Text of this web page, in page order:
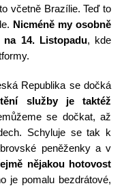
včetně Brazílie. Teď to
Nicméně my osobně
14. Listopadu, kde
Republika se dočká
služby je taktéž
se dočkat, až
Schyluje se tak k
peněženky a v
nějakou hotovost
je pomalu bezdrátové,